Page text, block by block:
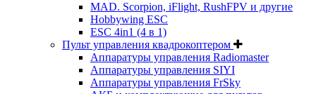
MAD. Scorpion, iFlight, RushFPV и другие
Hobbywing ESC
ESC 4in1 (4 в 1)
Пульт управления квадрокоптером
Аппаратуры управления Radiomaster
Аппаратуры управления SIYI
Аппаратуры управления FrSky